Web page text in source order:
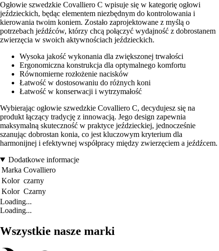
Ogłowie szwedzkie Covalliero C wpisuje się w kategorię ogłowi
jeździeckich, będąc elementem niezbędnym do kontrolowania i
kierowania twoim koniem. Zostało zaprojektowane z myślą o
potrzebach jeźdźców, którzy chcą połączyć wydajność z dobrostanem
zwierzęcia w swoich aktywnościach jeździeckich.
Wysoka jakość wykonania dla zwiększonej trwałości
Ergonomiczna konstrukcja dla optymalnego komfortu
Równomierne rozłożenie nacisków
Łatwość w dostosowaniu do różnych koni
Łatwość w konserwacji i wytrzymałość
Wybierając ogłowie szwedzkie Covalliero C, decydujesz się na
produkt łączący tradycję z innowacją. Jego design zapewnia
maksymalną skuteczność w praktyce jeździeckiej, jednocześnie
szanując dobrostan konia, co jest kluczowym kryterium dla
harmonijnej i efektywnej współpracy między zwierzęciem a jeźdźcem.
Dodatkowe informacje
Marka Covalliero
Kolor czarny
Kolor Czarny
Loading...
Loading...
Wszystkie nasze marki